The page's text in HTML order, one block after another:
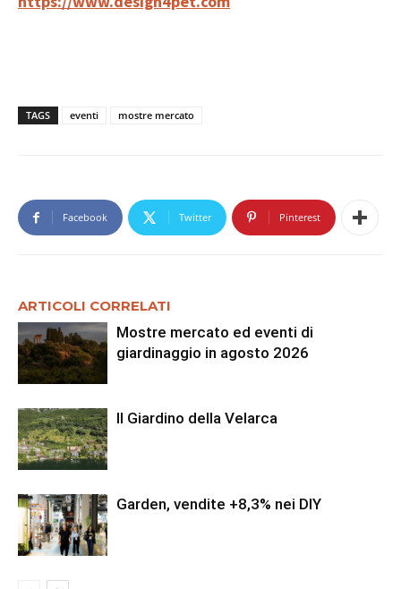
TAGS eventi mostre mercato
Facebook Twitter Pinterest
ARTICOLI CORRELATI
Mostre mercato ed eventi di
giardinaggio in agosto 2026
Il Giardino della Velarca
Garden, vendite +8,3% nei DIY